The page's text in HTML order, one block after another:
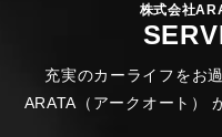
株式会社
充実のカーライフをお
ARATA（アークオート）